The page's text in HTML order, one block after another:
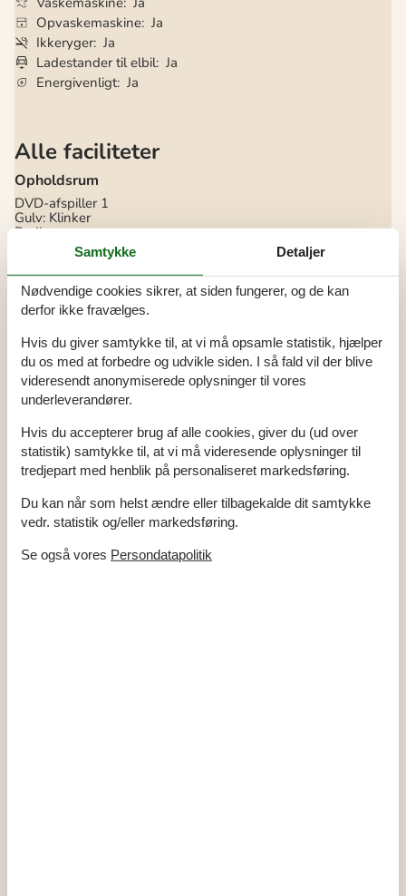
Opvaskemaskine Ja
Ikkeryger Ja
Ladestander til elbil Ja
Energivenligt Ja
Alle faciliteter
Opholdsrum
DVD-afspiller 1
Gulv: Klinker
Radio
Brændeovn
Fladskærms-TV 1
Soverum
Ekstra sovepl. alkove 2
Sovepladser 5
Soverum 2
Kork/Vinyl gulv
1. soverum/sengestørrelser 140x200
2. soverum/sengestørrelser
Køkken
Komfur: El m. ovn
Køleskab m. frostboks
Opvaskemaskine
Mikroovn
Separat fryser /L 50
Antal badeværelser 1
Samtykke Detaljer
Nødvendige cookies sikrer, at siden fungerer, og de kan
derfor ikke fravælges.
Hvis du giver samtykke til, at vi må opsamle statistik, hjælper
du os med at forbedre og udvikle siden. I så fald vil der blive
videresendt anonymiserede oplysninger til vores
underleverandører.
Hvis du accepterer brug af alle cookies, giver du (ud over
statistik) samtykke til, at vi må videresende oplysninger til
tredjepart med henblik på personaliseret markedsføring.
Du kan når som helst ændre eller tilbagekalde dit samtykke
vedr. statistik og/eller markedsføring.
Se også vores Persondatapolitik